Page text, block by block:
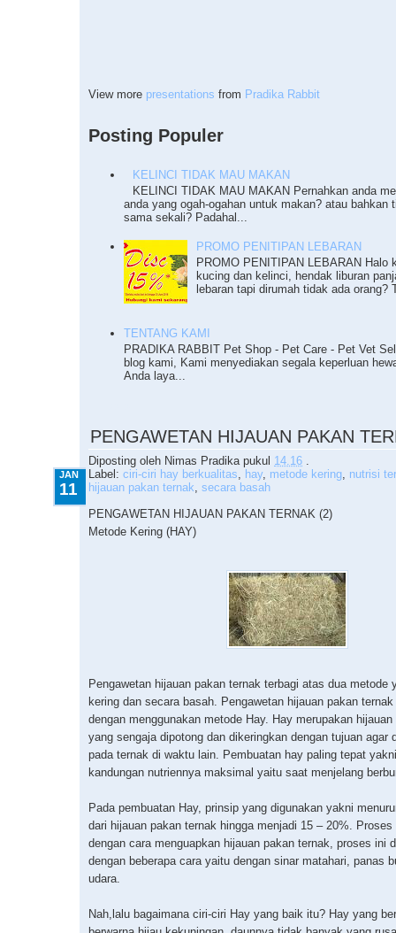
View more presentations from Pradika Rabbit
Posting Populer
KELINCI TIDAK MAU MAKAN
KELINCI TIDAK MAU MAKAN Pernahkan anda
anda yang ogah-ogahan untuk makan? atau bahkan
sama sekali? Padahal...
PROMO PENITIPAN LEBARAN
PROMO PENITIPAN LEBARAN Halo
kucing dan kelinci, hendak liburan
lebaran tapi dirumah tidak ada orang?
TENTANG KAMI
PRADIKA RABBIT Pet Shop - Pet Care - Pet Vet
blog kami, Kami menyediakan segala keperluan
Anda laya...
PENGAWETAN HIJAUAN PAKAN
Diposting oleh Nimas Pradika pukul 14.16 .
JAN
11
Label: ciri-ciri hay berkualitas, hay, metode kering, nutrisi
hijauan pakan ternak, secara basah
PENGAWETAN HIJAUAN PAKAN TERNAK (2)
Metode Kering (HAY)
Pengawetan hijauan pakan ternak terbagi atas dua metode
kering dan secara basah. Pengawetan hijauan pakan
dengan menggunakan metode Hay. Hay merupakan
yang sengaja dipotong dan dikeringkan dengan tujuan agar
pada ternak di waktu lain. Pembuatan hay paling tepat
kandungan nutriennya maksimal yaitu saat menjelang
Pada pembuatan Hay, prinsip yang digunakan yakni
dari hijauan pakan ternak hingga menjadi 15 – 20%.
dengan cara menguapkan hijauan pakan ternak, proses ini
dengan beberapa cara yaitu dengan sinar matahari, panas
udara.
Nah,lalu bagaimana ciri-ciri Hay yang baik itu? Hay yang